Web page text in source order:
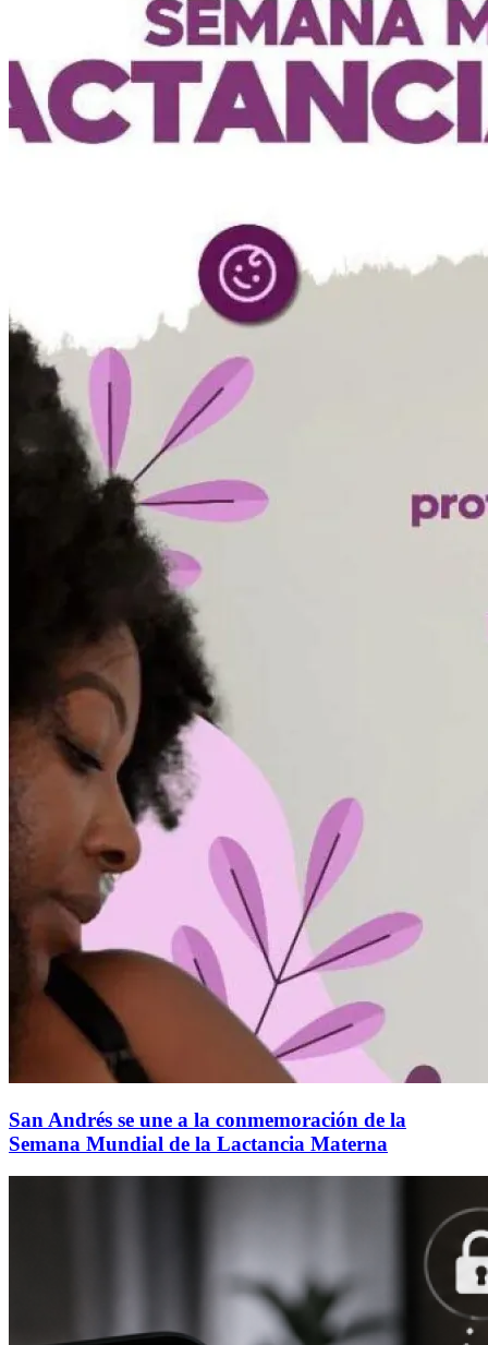
San Andrés se une a la conmemoración de la
Semana Mundial de la Lactancia Materna